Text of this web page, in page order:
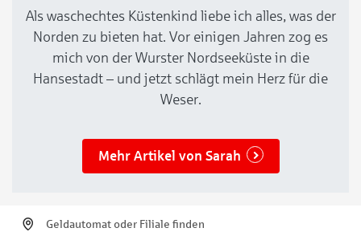
Als waschechtes Küstenkind liebe ich alles, was der
Norden zu bieten hat. Vor einigen Jahren zog es
mich von der Wurster Nordseeküste in die
Hansestadt – und jetzt schlägt mein Herz für die
Weser.
Mehr Artikel von Sarah
Geldautomat oder Filiale finden